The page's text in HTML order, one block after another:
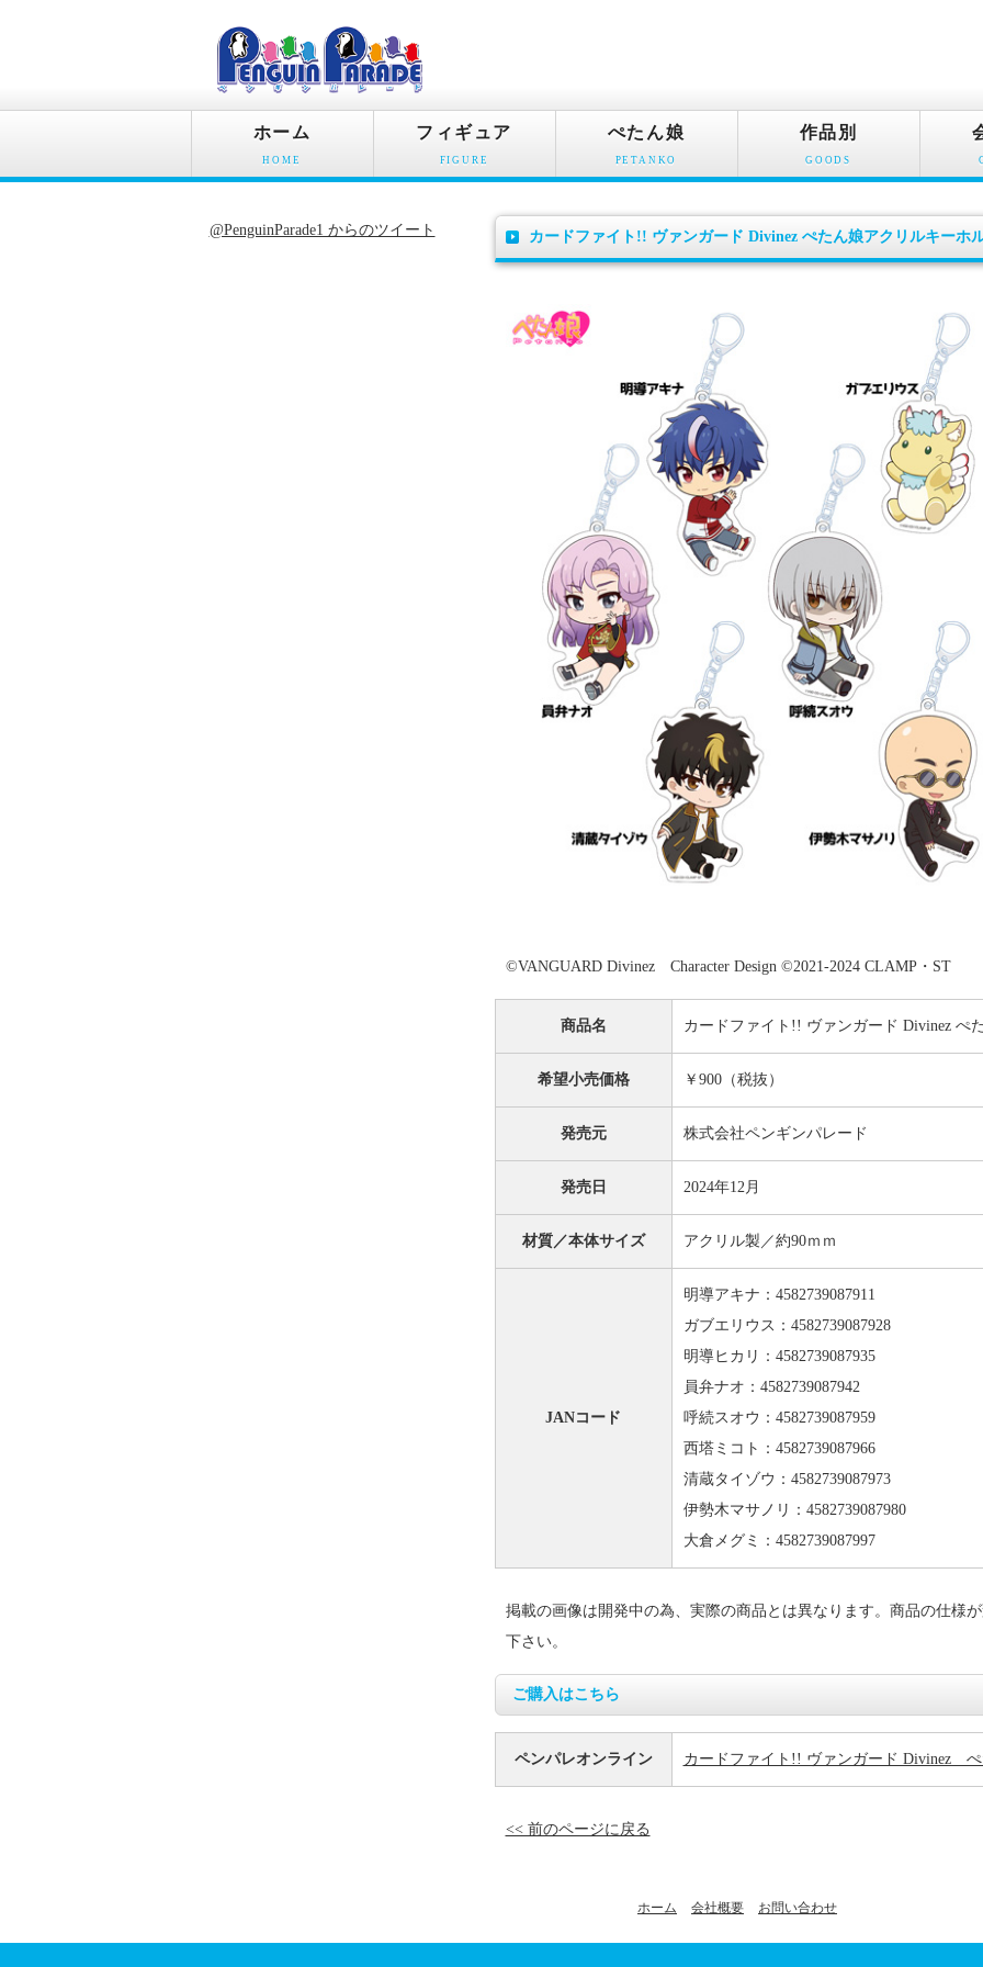
ホーム
HOME
フィギュア
FIGURE
ぺたん娘
PETANKO
作品別
GOODS
カードファイト!! ヴァンガード Divinez ぺたん娘アクリルキーホ
©VANGUARD Divinez Character Design ©2021-2024 CLAMP・ST
商品名 カードファイト!! ヴァンガード Divinez ぺ
希望小売価格 ￥900（税抜）
発売元 株式会社ペンギンパレード
発売日 2024年12月
材質／本体サイズ アクリル製／約90ｍｍ
JANコード
明導アキナ：4582739087911
ガブエリウス：4582739087928
明導ヒカリ：4582739087935
員弁ナオ：4582739087942
呼続スオウ：4582739087959
西塔ミコト：4582739087966
清蔵タイゾウ：4582739087973
伊勢木マサノリ：4582739087980
大倉メグミ：4582739087997
掲載の画像は開発中の為、実際の商品とは異なります。商品の仕様
下さい。
ご購入はこちら
ペンパレオンライン カードファイト!! ヴァンガード Divinez
<< 前のページに戻る
@PenguinParade1 からのツイート
ホーム 会社概要 お問い合わせ